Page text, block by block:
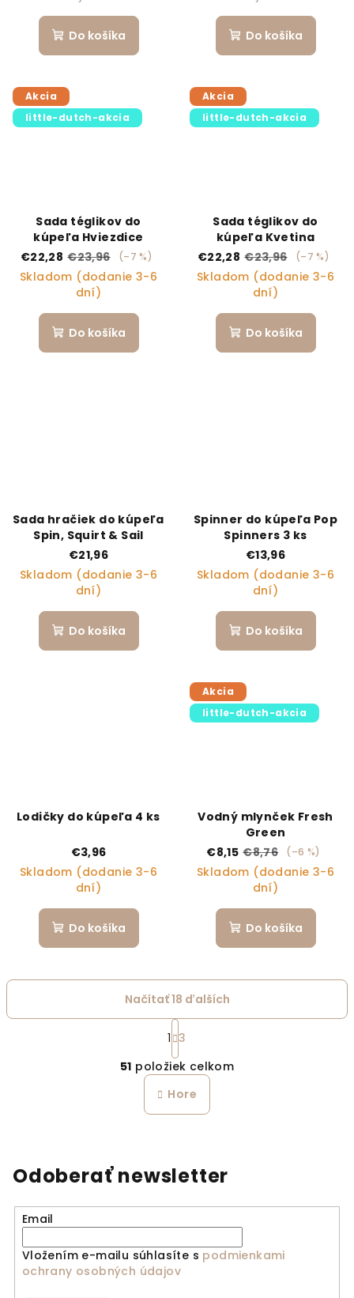
Do košíka Do košíka
Akcia
little-dutch-akcia
Sada téglikov do
kúpeľa Hviezdice
€22,28 €23,96 (–7 %)
Skladom (dodanie 3-6
dní)
Do košíka
Akcia
little-dutch-akcia
Sada téglikov do
kúpeľa Kvetina
€22,28 €23,96 (–7 %)
Skladom (dodanie 3-6
dní)
Do košíka
Sada hračiek do kúpeľa
Spin, Squirt & Sail
€21,96
Skladom (dodanie 3-6
dní)
Do košíka
Spinner do kúpeľa Pop
Spinners 3 ks
€13,96
Skladom (dodanie 3-6
dní)
Do košíka
Lodičky do kúpeľa 4 ks
€3,96
Skladom (dodanie 3-6
dní)
Do košíka
Akcia
little-dutch-akcia
Vodný mlynček Fresh
Green
€8,15 €8,76 (–6 %)
Skladom (dodanie 3-6
dní)
Do košíka
Ovládacie prvky
Načítať 18 ďalších
Stránkovanie
1 3
51 položiek celkom
Hore
Odoberať newsletter
Email
Vložením e-mailu súhlasíte s podmienkami
ochrany osobných údajov